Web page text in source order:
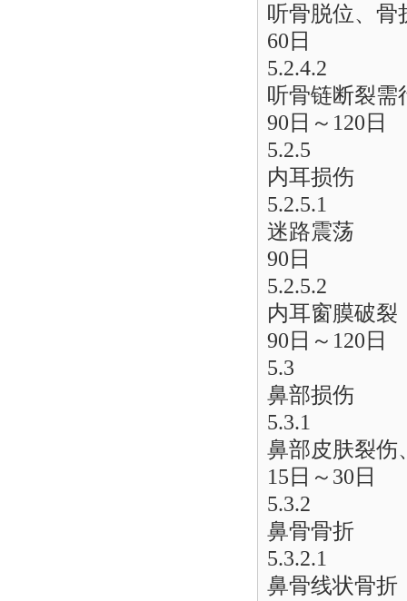
听骨脱位、骨
60日
5.2.4.2
听骨链断裂需
90日～120日
5.2.5
内耳损伤
5.2.5.1
迷路震荡
90日
5.2.5.2
内耳窗膜破裂
90日～120日
5.3
鼻部损伤
5.3.1
鼻部皮肤裂伤
15日～30日
5.3.2
鼻骨骨折
5.3.2.1
鼻骨线状骨折